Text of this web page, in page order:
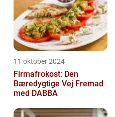
11 oktober 2024
Firmafrokost: Den
Bæredygtige Vej Fremad
med DABBA